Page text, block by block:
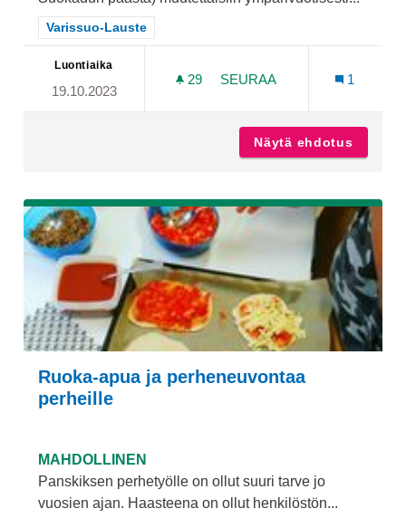
Rajaa tulokset teeman mukaan: Varissuo-Lauste
Varissuo-Lauste
Luontiaika
19.10.2023
29 29 SEURAAJAA
SEURAA
1
Näytä ehdotus
Ruoka-apua ja perheneuvontaa
perheille
MAHDOLLINEN
Panskiksen perhetyölle on ollut suuri tarve jo
vuosien ajan. Haasteena on ollut henkilöstön...